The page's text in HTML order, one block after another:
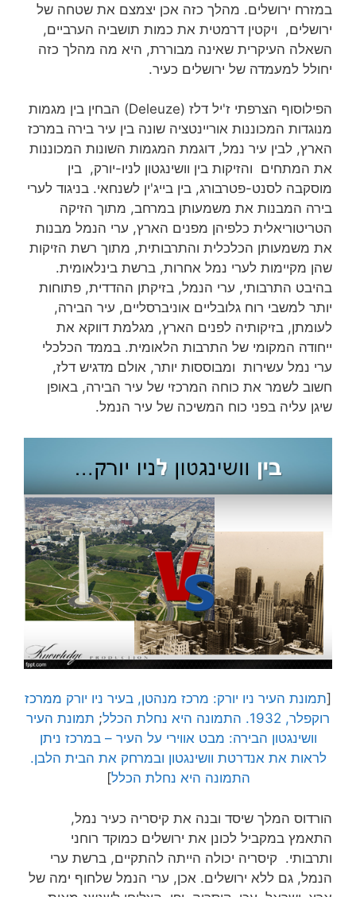
במזרח ירושלים. מהלך כזה אכן יצמצם את שטחה של
ירושלים, ויקטין דרמטית את כמות תושביה הערביים,
השאלה העיקרית שאינה מבוררת, היא מה מהלך כזה
יחולל למעמדה של ירושלים כעיר.
הפילוסוף הצרפתי ז'יל דלז (Deleuze) הבחין בין מגמות
מנוגדות המכוננות אוריינטציה שונה בין עיר בירה במרכז
הארץ, לבין עיר נמל, דוגמת המגמות השונות המכוננות
את המתחים והזיקות בין וושינגטון לניו-יורק, בין
מוסקבה לסנט-פטרבורג, בין בייג'ין לשנחאי. בניגוד לערי
בירה המבנות את משמעותן במרחב, מתוך הזיקה
הטריטוריאלית כלפיהן מפנים הארץ, ערי הנמל מבנות
את משמעותן הכלכלית והתרבותית, מתוך רשת הזיקות
שהן מקיימות לערי נמל אחרות, ברשת בינלאומית.
בהיבט התרבותי, ערי הנמל, בזיקתן ההדדית, פתוחות
יותר למשבי רוח גלובליים אוניברסליים, עיר הבירה,
לעומתן, בזיקותיה לפנים הארץ, מגלמת דווקא את
ייחודה המקומי של התרבות הלאומית. בממד הכלכלי
ערי נמל עשירות ומבוססות יותר, אולם מדגיש דלז,
חשוב לשמר את כוחה המרכזי של עיר הבירה, באופן
שיגן עליה בפני כוח המשיכה של עיר הנמל.
[תמונת העיר ניו יורק: מרכז מנהטן, בעיר ניו יורק ממרכז
רוקפלר, 1932. התמונה היא נחלת הכלל
; תמונת העיר
וושינגטון הבירה: מבט אווירי על העיר – במרכז ניתן
לראות את אנדרטת וושינגטון ובמרחק את הבית הלבן.
התמונה היא נחלת הכלל]
הורדוס המלך שיסד ובנה את קיסריה כעיר נמל,
התאמץ במקביל לכונן את ירושלים כמוקד רוחני
ותרבותי. קיסריה יכולה הייתה להתקיים, ברשת ערי
הנמל, גם ללא ירושלים. אכן, ערי הנמל שלחוף ימה של